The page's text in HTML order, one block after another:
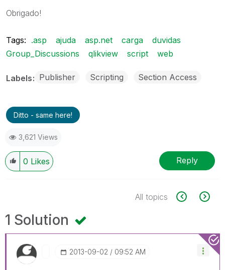
Obrigado!
Tags: .asp ajuda asp.net carga
duvidas
Group_Discussions
qlikview script web
Labels Publisher Scripting Section Access
Ditto - same here!
3,621 Views
0 Likes Reply
All topics
1 Solution
‎2013-09-02 09:52 AM